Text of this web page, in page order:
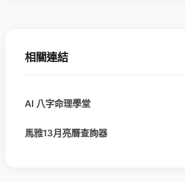
相關連結
AI 八字命理學堂
馬雅13月亮曆查詢器